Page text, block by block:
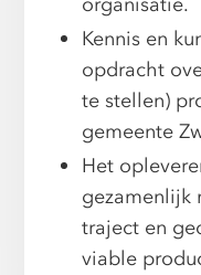
Kennis en
opdracht
te stellen)
gemeente
Het
gezamenlijk
traject en
viable